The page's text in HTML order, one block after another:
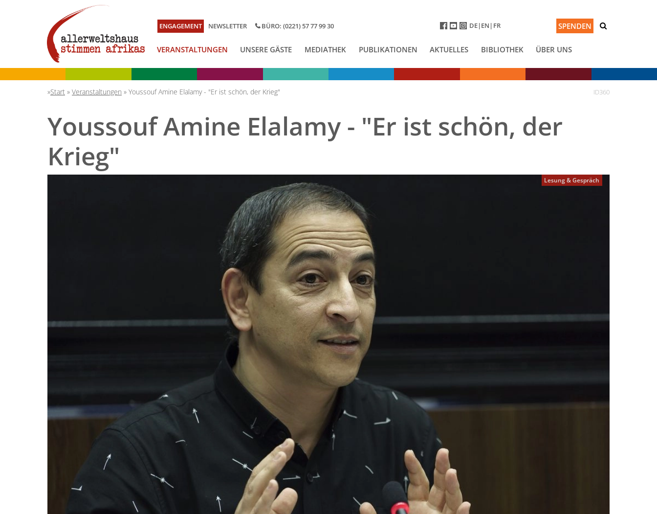
BÜRO: (0221) 57 77 99 30 SPENDEN
ENGAGEMENT NEWSLETTER DE EN FR
VERANSTALTUNGEN UNSERE GÄSTE MEDIATHEK PUBLIKATIONEN AKTUELLES BIBLIOTHEK ÜBER UNS
Start » Veranstaltungen » Youssouf Amine Elalamy - "Er ist schön, der Krieg" ID360
Youssouf Amine Elalamy - "Er ist schön, der
Krieg"
Lesung & Gespräch